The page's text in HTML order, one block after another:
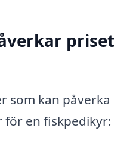
priset
som kan påverka
för en fiskpedikyr: